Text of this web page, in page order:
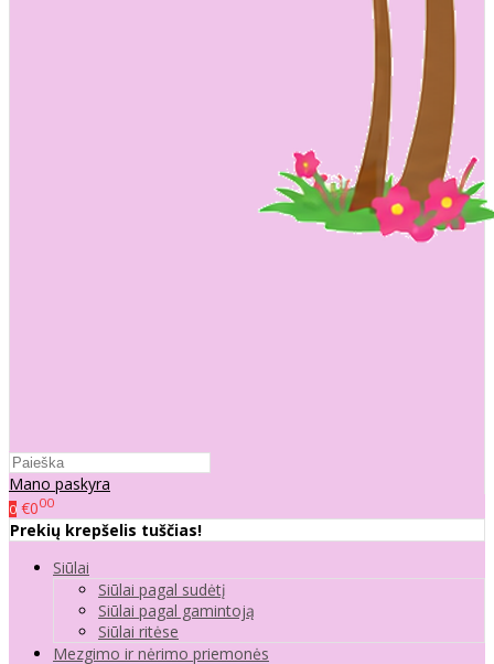
Mano paskyra
0 €000
Prekių krepšelis tuščias!
Siūlai
Siūlai pagal sudėtį
Siūlai pagal gamintoją
Siūlai ritėse
Mezgimo ir nėrimo priemonės